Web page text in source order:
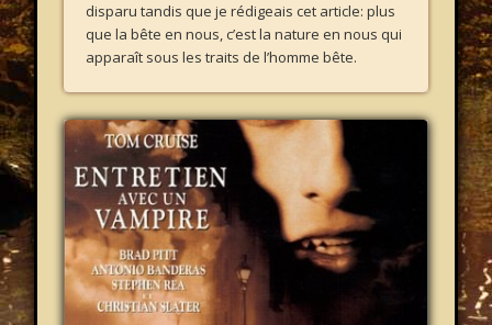
disparu tandis que je rédigeais cet article: plus
que la bête en nous, c’est la nature en nous qui
apparaît sous les traits de l’homme bête.